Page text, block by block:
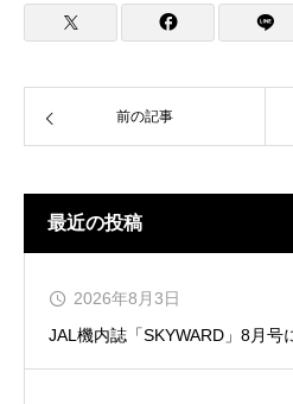
前の記事
最近の投稿
JAL機内誌「SKYWARD」8月号
2026年8月3日